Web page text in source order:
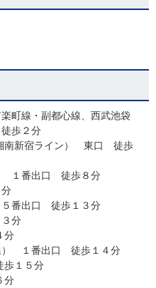
町線・副都心線、西武池袋
歩２分
南新宿ライン） 東口 徒歩
１番出口 徒歩８分
番出口 徒歩１３分
分
分
） １番出口 徒歩１４分
１５分
分